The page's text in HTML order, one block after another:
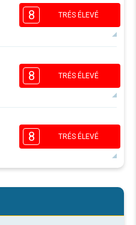
16:00
1
18:00
8 TRÉS ÉLEVÉ
5
16:00
30°maxi
8 TRÉS ÉLEVÉ
5
16:00
30°maxi
8 TRÉS ÉLEVÉ
5